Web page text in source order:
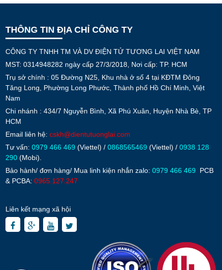
THÔNG TIN ĐỊA CHỈ CÔNG TY
CÔNG TY TNHH TM VÀ DV ĐIỆN TỬ TƯƠNG LAI VIỆT NAM
MST: 0314948282 ngày cấp 27/3/2018, Nơi cấp: TP. HCM
Trụ sở chính : 05 Đường N25, Khu nhà ở số 4 tại KĐTM Đông
Tăng Long, Phường Long Phước, Thành phố Hồ Chí Minh, Việt
Nam
Chi nhánh : 434/7 Nguyễn Bình, Xã Phú Xuân, Huyện Nhà Bè, TP
HCM
Email liên hệ: cskh@dientutuonglai.com
Tư vấn: 0979 466 469 (Viettel) / 0868565469 (Viettel) / 0938 128
290 (Mobi).
Bảo hành/ đơn hàng/ Mua linh kiện nhắn zalo: 0979 466 469
PCB
& PCBA: 0965.127.247
Liên kết mạng xã hội